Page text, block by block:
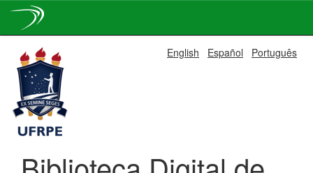
navigation
English Español Português